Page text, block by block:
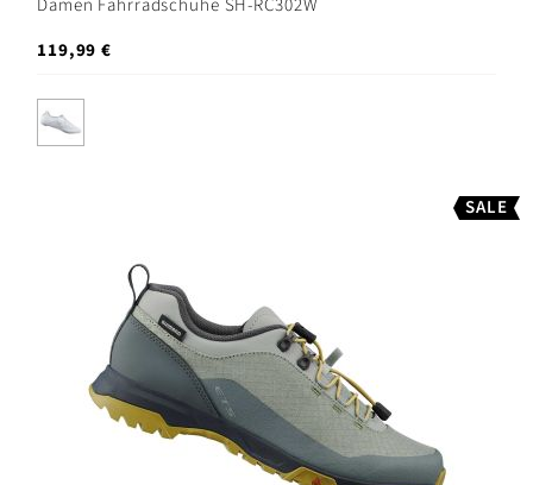
Damen Fahrradschuhe SH-RC302W
119,99 €
SALE